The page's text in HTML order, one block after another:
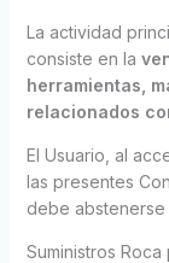
La actividad
consiste en la
herramientas,
relacionados
El Usuario, al
las presentes
debe abstenerse
Suministros